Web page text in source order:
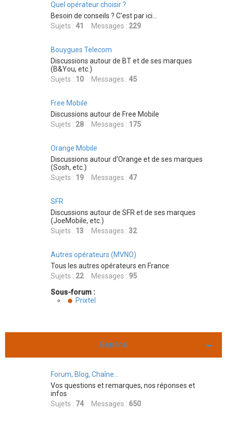
Quel opérateur choisir ?
Besoin de conseils ? C'est par ici...
Sujets : 41 Messages : 229
Bouygues Telecom
Discussions autour de BT et de ses marques
(B&You, etc.)
Sujets : 10 Messages : 45
Free Mobile
Discussions autour de Free Mobile
Sujets : 28 Messages : 175
Orange Mobile
Discussions autour d'Orange et de ses marques
(Sosh, etc.)
Sujets : 19 Messages : 47
SFR
Discussions autour de SFR et de ses marques
(JoeMobile, etc.)
Sujets : 13 Messages : 32
Autres opérateurs (MVNO)
Tous les autres opérateurs en France
Sujets : 22Messages : 95
Sous-forum :
Prixtel
Général
Forum, Blog, Chaîne...
Vos questions et remarques, nos réponses et
infos
Sujets : 74Messages : 650